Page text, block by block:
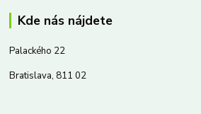
Kde nás nájdete
Palackého 22
Bratislava, 811 02